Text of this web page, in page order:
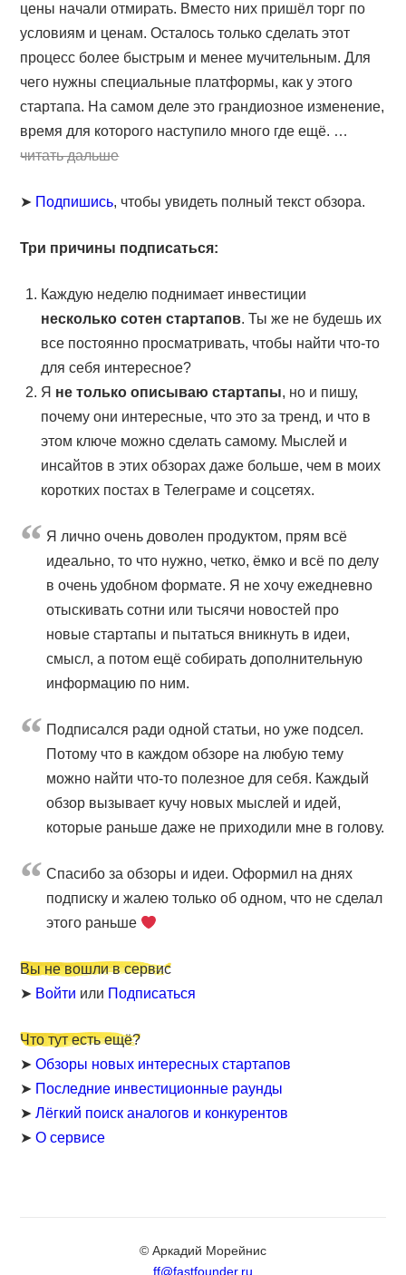
цены начали отмирать. Вместо них пришёл торг по
условиям и ценам. Осталось только сделать этот
процесс более быстрым и менее мучительным. Для
чего нужны специальные платформы, как у этого
стартапа. На самом деле это грандиозное изменение,
время для которого наступило много где ещё. …
читать дальше
➤ Подпишись, чтобы увидеть полный текст обзора.
Три причины подписаться:
Каждую неделю поднимает инвестиции
несколько сотен стартапов. Ты же не будешь их
все постоянно просматривать, чтобы найти что-то
для себя интересное?
Я не только описываю стартапы, но и пишу,
почему они интересные, что это за тренд, и что в
этом ключе можно сделать самому. Мыслей и
инсайтов в этих обзорах даже больше, чем в моих
коротких постах в Телеграме и соцсетях.
Я лично очень доволен продуктом, прям всё
идеально, то что нужно, четко, ёмко и всё по делу
в очень удобном формате. Я не хочу ежедневно
отыскивать сотни или тысячи новостей про
новые стартапы и пытаться вникнуть в идеи,
смысл, а потом ещё собирать дополнительную
информацию по ним.
Подписался ради одной статьи, но уже подсел.
Потому что в каждом обзоре на любую тему
можно найти что-то полезное для себя. Каждый
обзор вызывает кучу новых мыслей и идей,
которые раньше даже не приходили мне в голову.
Cпасибо за обзоры и идеи. Оформил на днях
подписку и жалею только об одном, что не сделал
этого раньше
Вы не вошли в сервис
➤ Войти или Подписаться
Что тут есть ещё?
➤Обзоры новых интересных стартапов
➤ Последние инвестиционные раунды
➤Лёгкий поиск аналогов и конкурентов
➤О сервисе
© Аркадий Морейнис
ff@fastfounder.ru